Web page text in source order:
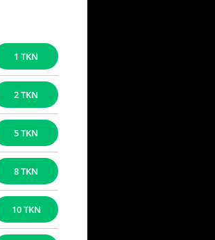
1 TKN
2 TKN
5 TKN
8 TKN
10 TKN